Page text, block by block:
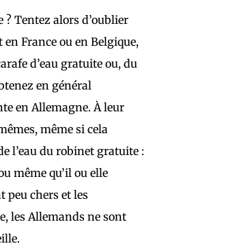
Tentez alors d’oublier
France ou en Belgique,
d’eau gratuite ou, du
en général
en Allemagne. À leur
même si cela
l’eau du robinet gratuite :
même qu’il ou elle
peu chers et les
les Allemands ne sont